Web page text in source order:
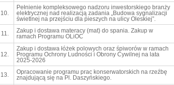
10.
Pełnienie kompleksowego nadzoru inwestorskiego branży
elektrycznej nad realizacją zadania „Budowa sygnalizacji
świetlnej na przejściu dla pieszych na ulicy Oleskiej”.
11.
Zakup i dostawa materacy (mat) do spania. Zakup w
ramach Programu OLiOC
12.
Zakup i dostawa łóżek polowych oraz śpiworów w ramach
Programu Ochrony Ludności i Obrony Cywilnej na lata
2025-2026
13.
Opracowanie programu prac konserwatorskich na rzeźbę
znajdującą się na Pl. Daszyńskiego.